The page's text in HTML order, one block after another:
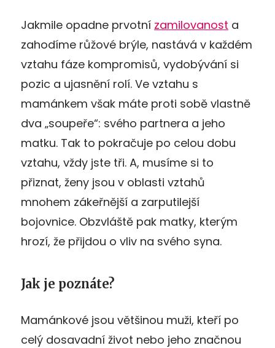
Jakmile opadne prvotní zamilovanost a
zahodíme růžové brýle, nastává v každém
vztahu fáze kompromisů, vydobývání si
pozic a ujasnění rolí. Ve vztahu s
mamánkem však máte proti sobě vlastně
dva „soupeře“: svého partnera a jeho
matku. Tak to pokračuje po celou dobu
vztahu, vždy jste tři. A, musíme si to
přiznat, ženy jsou v oblasti vztahů
mnohem zákeřnější a zarputilejší
bojovnice. Obzvláště pak matky, kterým
hrozí, že přijdou o vliv na svého syna.
Jak je poznáte?
Mamánkové jsou většinou muži, kteří po
celý dosavadní život nebo jeho značnou